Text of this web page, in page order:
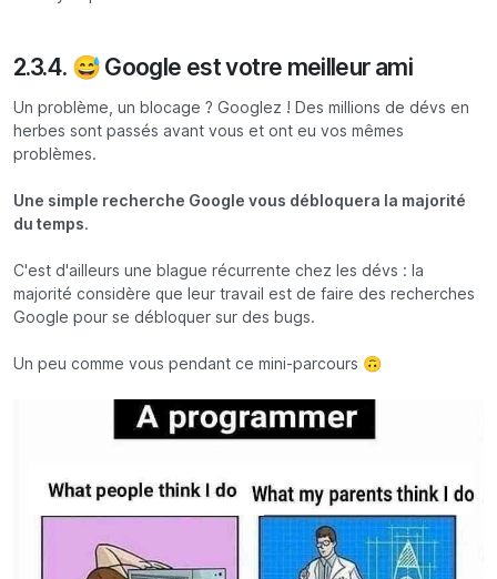
2.3.4. 😅 Google est votre meilleur ami
Un problème, un blocage ? Googlez ! Des millions de dévs en
herbes sont passés avant vous et ont eu vos mêmes
problèmes.
Une simple recherche Google vous débloquera la majorité
du temps.
C'est d'ailleurs une blague récurrente chez les dévs : la
majorité considère que leur travail est de faire des recherches
Google pour se débloquer sur des bugs.
Un peu comme vous pendant ce mini-parcours 🙃